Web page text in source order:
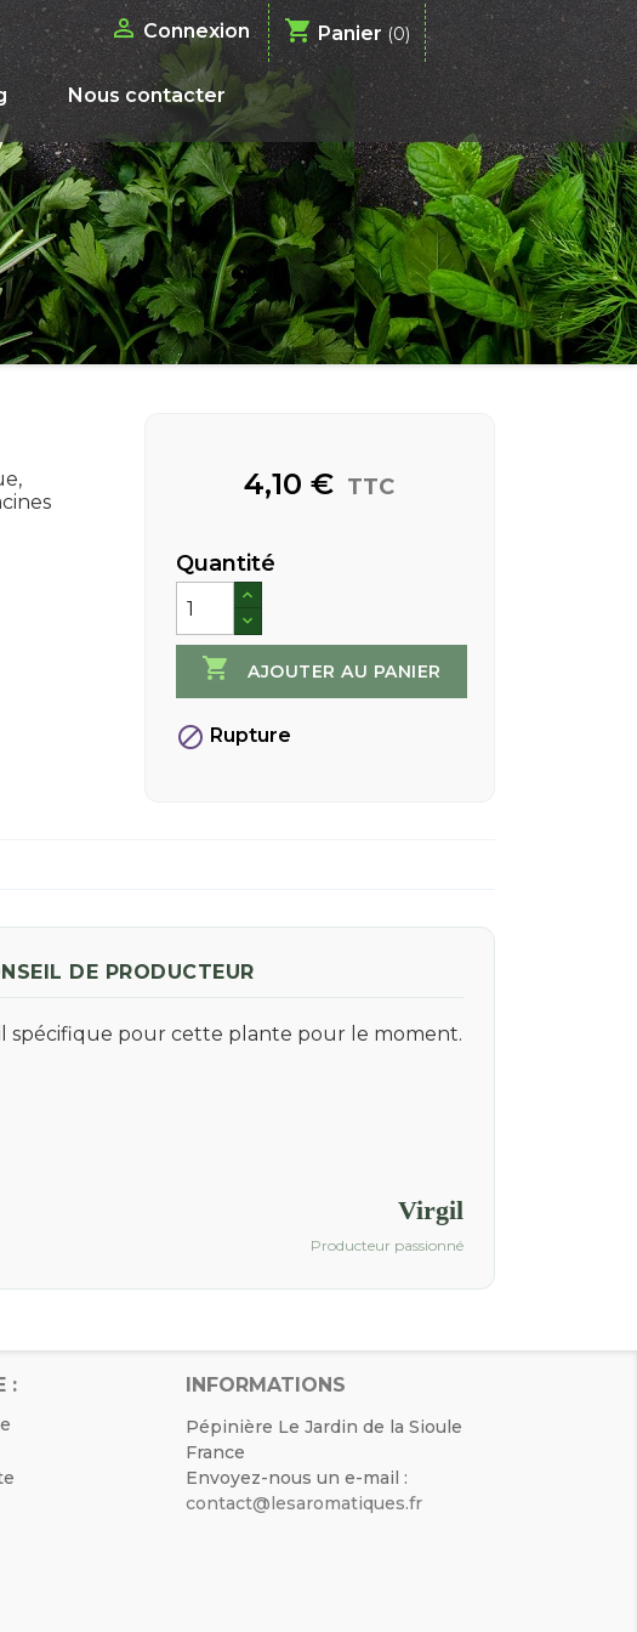
 Connexion shopping_cart Panier (0)
Nous contacter
4,10 € TTC
Quantité
 AJOUTER AU PANIER
 Rupture
DE PRODUCTEUR
spécifique pour cette plante pour le moment.
Virgil
Producteur passionné
: INFORMATIONS
Pépinière Le Jardin de la Sioule
France
Envoyez-nous un e-mail :
contact@lesaromatiques.fr